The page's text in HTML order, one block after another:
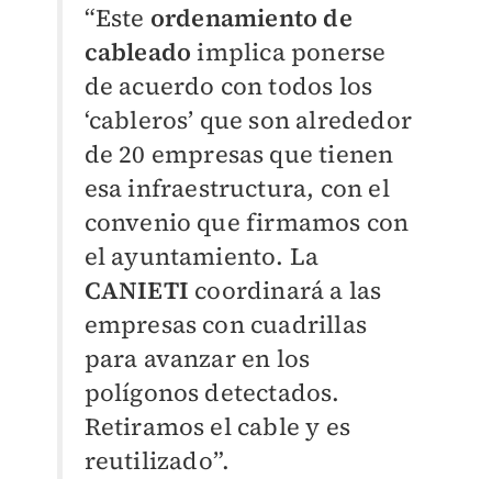
“Este ordenamiento de
cableadoimplica ponerse
de acuerdo con todos los
‘cableros’ que son alrededor
de 20 empresas que tienen
esa infraestructura, con el
convenio que firmamos con
el ayuntamiento. La
CANIETI coordinará a las
empresas con cuadrillas
para avanzar en los
polígonos detectados.
Retiramos el cable y es
reutilizado”.